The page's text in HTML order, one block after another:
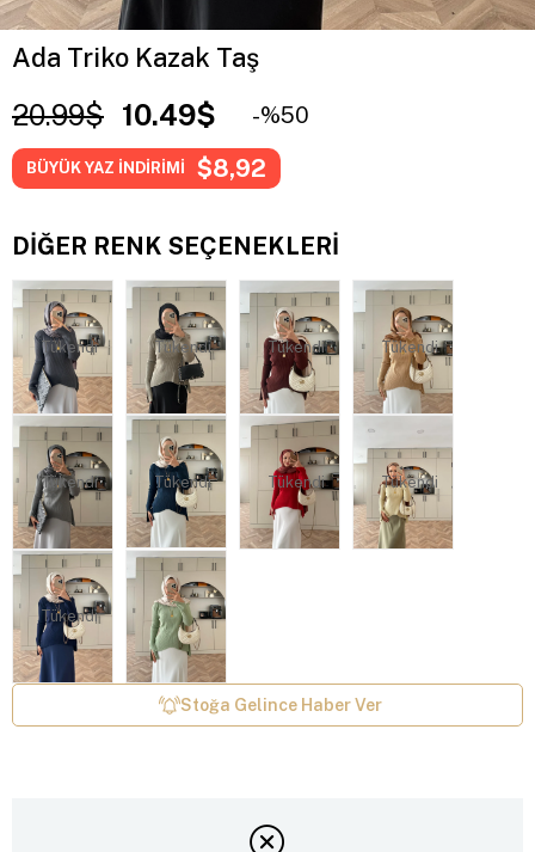
Ada Triko Kazak Taş
20.99$ 10.49$ 50
BÜYÜK YAZ İNDİRİMİ $8,92
DIĞER RENK SEÇENEKLERI
Tükendi Tükendi Tükendi Tükendi
Tükendi Tükendi Tükendi Tükendi
Tükendi
Stoğa Gelince Haber Ver